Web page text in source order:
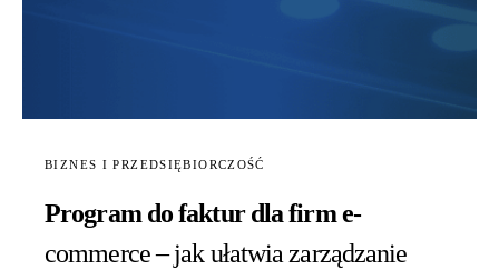
BIZNES I PRZEDSIĘBIORCZOŚĆ
Program do faktur dla firm e-
commerce – jak ułatwia zarządzanie